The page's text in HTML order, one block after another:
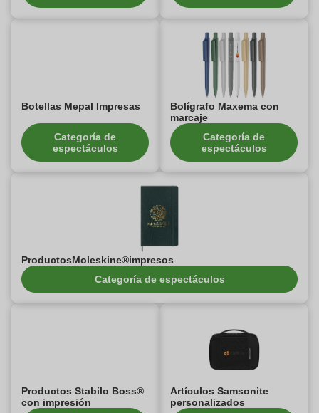
Botellas Mepal Impresas
Categoría de
espectáculos
Bolígrafo Maxema con
marcaje
Categoría de
espectáculos
ProductosMoleskine®impresos
Categoría de espectáculos
Productos Stabilo Boss®
con impresión
Artículos Samsonite
personalizados